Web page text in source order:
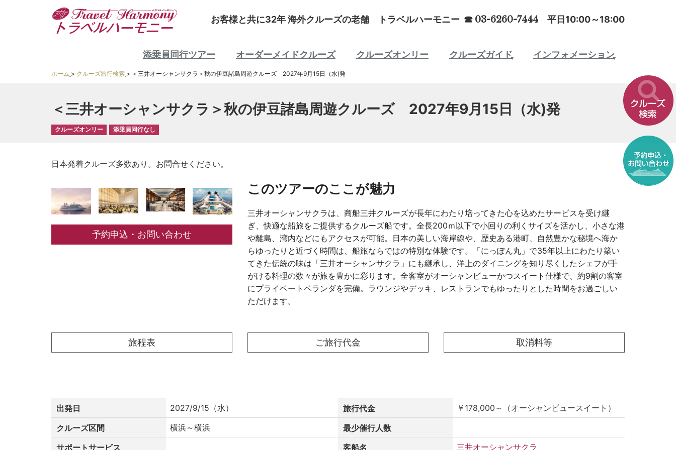
お客様と共に32年 海外クルーズの老舗 トラベルハーモニー ☎ 03-6260-7444 平日10:00～18:00
添乗員同行ツアー オーダーメイドクルーズ クルーズオンリー クルーズガイド インフォメーション
ホーム > クルーズ旅行検索 > ＜三井オーシャンサクラ＞秋の伊豆諸島周遊クルーズ 2027年9月15日（水)発
＜三井オーシャンサクラ＞秋の伊豆諸島周遊クルーズ 2027年9月15日（水)発
クルーズオンリー 添乗員同行なし
日本発着クルーズ多数あり。お問合せください。
予約申込・お問い合わせ
このツアーのここが魅力
三井オーシャンサクラは、商船三井クルーズが長年にわたり培ってきた心を込めたサービスを受け継
ぎ、快適な船旅をご提供するクルーズ船です。全長200ｍ以下で小回りの利くサイズを活かし、小さな港
や離島、湾内などにもアクセスが可能。日本の美しい海岸線や、歴史ある港町、自然豊かな秘境へ海か
らゆったりと近づく時間は、船旅ならではの特別な体験です。「にっぽん丸」で35年以上にわたり築い
てきた伝統の味は「三井オーシャンサクラ」にも継承し、洋上のダイニングを知り尽くしたシェフが手
がける料理の数々が旅を豊かに彩ります。全客室がオーシャンビューかつスイート仕様で、約9割の客室
にプライベートベランダを完備。ラウンジやデッキ、レストランでもゆったりとした時間をお過ごしい
ただけます。
旅程表 ご旅行代金 取消料等
出発日 2027/9/15（水） 旅行代金
￥178,000～（オーシャンビュースイート）
クルーズ区間
横浜～横浜
最少催行人数
サポートサービス
客船名 三井オーシャンサクラ